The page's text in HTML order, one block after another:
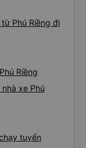
Phú Riềng đi
Riềng
xe Phú
tuyến